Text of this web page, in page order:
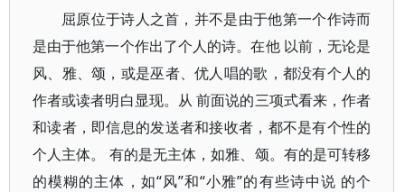
屈原位于诗人之首，并不是由于他第一个作诗而
是由于他第一个作出了个人的诗。在他 以前，无论是
风、雅、颂，或是巫者、优人唱的歌，都没有个人的
作者或读者明白显现。从 前面说的三项式看来，作者
和读者，即信息的发送者和接收者，都不是有个性的
个人主体。 有的是无主体，如雅、颂。有的是可转移
的模糊的主体，如“风”和“小雅”的有些诗中说 的个